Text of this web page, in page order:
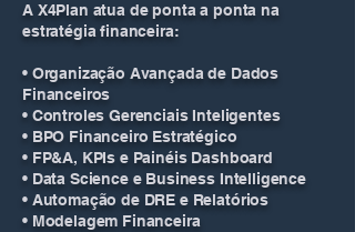
A X4Plan atua de ponta a ponta na
estratégia financeira:
• Organização Avançada de Dados
Financeiros
• Controles Gerenciais Inteligentes
• BPO Financeiro Estratégico
• FP&A, KPIs e Painéis Dashboard
• Data Science e Business Intelligence
• Automação de DRE e Relatórios
• Modelagem Financeira